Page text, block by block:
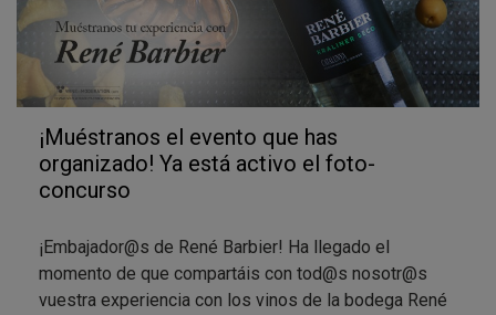
¡Vamos! Contadnos qué os ha parecido la experiencia
con René Barbier de la forma más sincera posible, ¡os
lo agradeceremos enormemente!
¡Muéstranos el evento que has
organizado! Ya está activo el foto-
concurso
¡Embajador@s de René Barbier! Ha llegado el
momento de que compartáis con tod@s nosotr@s
vuestra experiencia con los vinos de la bodega René